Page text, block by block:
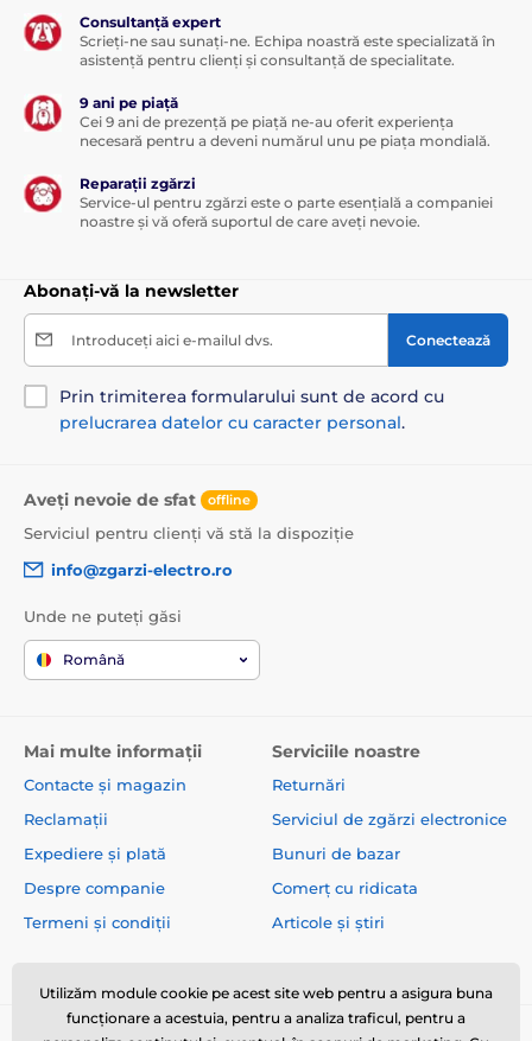
Consultanță expert
Scrieți-ne sau sunați-ne. Echipa noastră este specializată în
asistență pentru clienți și consultanță de specialitate.
9 ani pe piață
Cei 9 ani de prezență pe piață ne-au oferit experiența
necesară pentru a deveni numărul unu pe piața mondială.
Reparații zgărzi
Service-ul pentru zgărzi este o parte esențială a companiei
noastre și vă oferă suportul de care aveți nevoie.
Abonați-vă la newsletter
Introduceți aici e-mailul dvs. Conectează
Prin trimiterea formularului sunt de acord cu
prelucrarea datelor cu caracter personal.
Aveți nevoie de sfat offline
Serviciul pentru clienți vă stă la dispoziție
info@zgarzi-electro.ro
Unde ne puteți găsi
Română
Mai multe informații
Contacte și magazin
Reclamații
Expediere și plată
Despre companie
Termeni și condiții
Serviciile noastre
Returnări
Serviciul de zgărzi electronice
Bunuri de bazar
Comerț cu ridicata
Articole și știri
Utilizăm module cookie pe acest site web pentru a asigura buna
funcționare a acestuia, pentru a analiza traficul, pentru a